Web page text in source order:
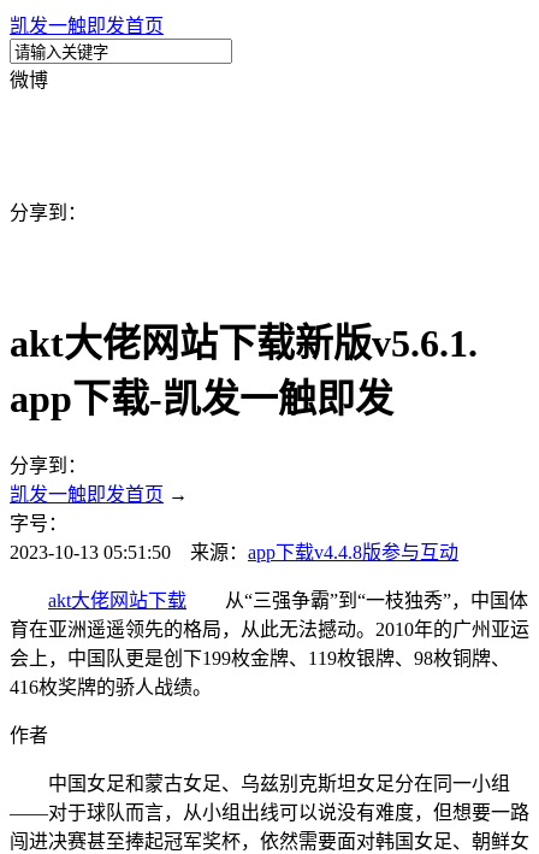
凯发一触即发首页
微博
分享到：
akt大佬网站下载新版v5.6.1.
app下载-凯发一触即发
分享到：
凯发一触即发首页 →
字号：
2023-10-13 05:51:50 来源： app下载v4.4.8版参与互动
akt大佬网站下载 从“三强争霸”到“一枝独秀”，中国体
育在亚洲遥遥领先的格局，从此无法撼动。2010年的广州亚运
会上，中国队更是创下199枚金牌、119枚银牌、98枚铜牌、
416枚奖牌的骄人战绩。
作者
中国女足和蒙古女足、乌兹别克斯坦女足分在同一小组
——对于球队而言，从小组出线可以说没有难度，但想要一路
闯进决赛甚至捧起冠军奖杯，依然需要面对韩国女足、朝鲜女